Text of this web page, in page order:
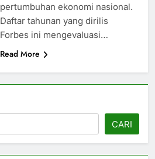
pertumbuhan ekonomi nasional.
Daftar tahunan yang dirilis
Forbes ini mengevaluasi…
Read More
CARI